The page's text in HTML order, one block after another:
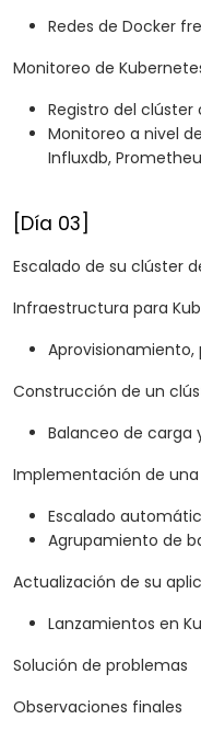
Redes de Docker
Monitoreo de
Registro del
Monitoreo a nivel
Influxdb,
[Día 03]
Escalado de su clúster
Infraestructura para
Construcción de un
Balanceo de carga
Implementación de
Escalado
Agrupamiento de
Actualización de su
Lanzamientos en
Solución de problemas
Observaciones finales